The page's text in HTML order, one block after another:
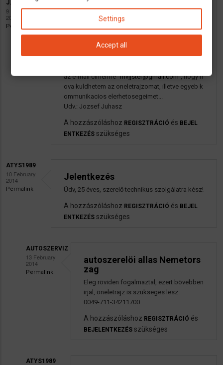
J.JUHASZ
9 February
2014
Permalink
Jelentkezes...
Tisztelt Cimzett,
33 eves, kozlekedesmernok vegzettsegu es 15 e
ves autoszereloi gyakorlattal rendelkezo ferfi va
gyok. Sindelfingenben elek. Amennyiben meg ak
az e-mail cimemre "mvjjster@gmail.com", hogy h
ova kuldhetem az oneletrajzomat, illetve egyeb k
ommunikacios elerhetosegeimet...
Udv.: Jozsef Juhasz
A hozzászóláshoz REGISZTRÁCIÓ és BEJEL
ENTKEZÉS szükséges
ATYS1989
10 February
2014
Permalink
Jelentkezés
Üdv, 25 éves, szerelő technikus szolgálatra kész!
A hozzászóláshoz REGISZTRÁCIÓ és BEJEL
ENTKEZÉS szükséges
AUTOSZERVIZ
13 February
2014
Permalink
autoszerelöi allas Nemetors
zag
Eleg röviden fogalmaztal, ezert bövebben
irjal, öneletrajz is szükseges lesz.
0049-711-34211700
A hozzászóláshoz REGISZTRÁCIÓ és
BEJELENTKEZÉS szükséges
ATYS1989
Settings
Accept all